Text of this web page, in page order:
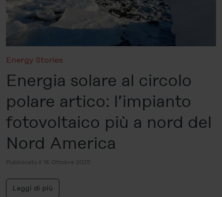
Energy Stories
Energia solare al circolo
polare artico: l’impianto
fotovoltaico più a nord del
Nord America
Pubblicato il 16 Ottobre 2025
Leggi di più